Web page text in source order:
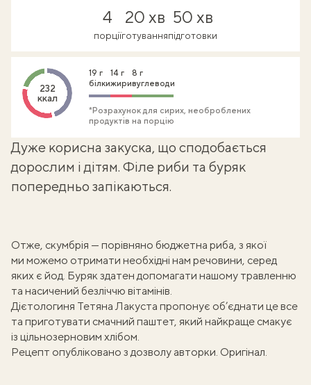
4
порції
20 хв
готування
50 хв
підготовки
232
ккал
19 г
білки
14 г
жири
8 г
вуглеводи
*Розрахунок для сирих, необроблених
продуктів на порцію
Дуже корисна закуска, що сподобається
дорослим і дітям. Філе риби та буряк
попередньо запікаються.
Отже, скумбрія — порівняно бюджетна риба, з якої
ми можемо отримати необхідні нам речовини, серед
яких є йод. Буряк здатен допомагати нашому травленню
та насичений безліччю вітамінів.
Дієтологиня Тетяна Лакуста пропонує об’єднати це все
та приготувати смачний паштет, який найкраще смакує
із цільнозерновим хлібом.
Рецепт опубліковано з дозволу авторки. Оригінал.